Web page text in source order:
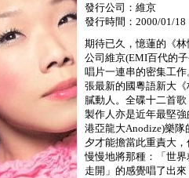
發行公司：維京
發行時間：2000/01/18
期待已久，憶蓮的《
公司維京(EMI百代的
唱片一連串的密集工
張最新的國粵語新大
膩動人。全碟十二首
製作人亦是近年最堅
港亞龍大Anodize)樂
夕才能擔當此重責大
慢慢地將那種：「世
走開」的感覺唱了出